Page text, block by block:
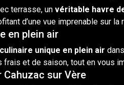
terrasse, un véritable havre
d’une vue imprenable sur la
en plein air
unique en plein air
frais et de saison, tout en vous
Cahuzac sur Vère